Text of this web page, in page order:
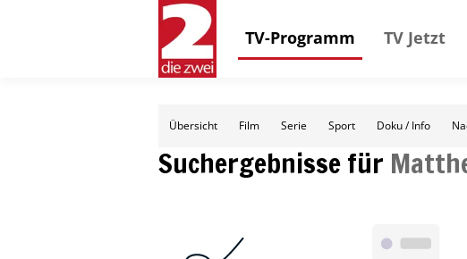
TV-Programm TV Jetzt
Übersicht Film Serie Sport Doku / Info
Suchergebnisse für